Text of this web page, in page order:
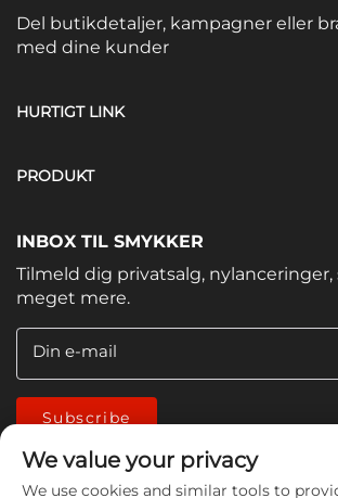
Del butikdetaljer, kampagner eller
med dine kunder
HURTIGT LINK
PRODUKT
INBOX TIL SMYKKER
Tilmeld dig privatsalg,
meget mere.
Din e-mail
Subscribe
We value your privacy
We use cookies and similar tools to